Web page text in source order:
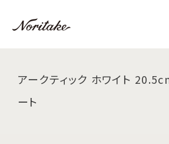
アークティック ホワイト
ート